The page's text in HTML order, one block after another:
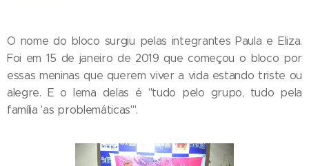
O nome do bloco surgiu pelas integrantes Paula e Eliza.
Foi em 15 de janeiro de 2019 que começou o bloco por
essas meninas que querem viver a vida estando triste ou
alegre. E o lema delas é "tudo pelo grupo, tudo pela
família 'as problemáticas'".